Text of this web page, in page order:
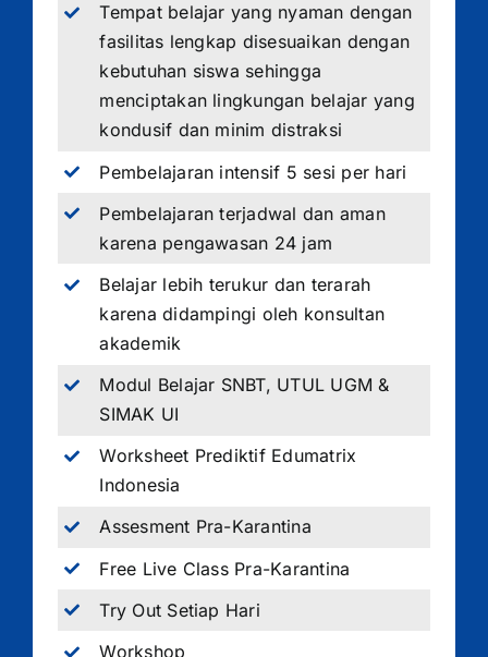
Tempat belajar yang nyaman dengan
fasilitas lengkap disesuaikan dengan
kebutuhan siswa sehingga
menciptakan lingkungan belajar yang
kondusif dan minim distraksi
Pembelajaran intensif 5 sesi per hari
Pembelajaran terjadwal dan aman
karena pengawasan 24 jam
Belajar lebih terukur dan terarah
karena didampingi oleh konsultan
akademik
Modul Belajar SNBT, UTUL UGM &
SIMAK UI
Worksheet Prediktif Edumatrix
Indonesia
Assesment Pra-Karantina
Free Live Class Pra-Karantina
Try Out Setiap Hari
Workshop